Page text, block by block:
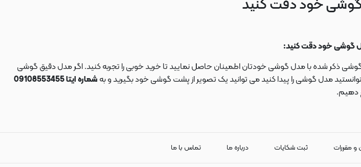
گوشی خود دقت کنید
گوشی خود دقت کنید:
ذکر شده با مدل گوشی خودتان اطمینان حاصل نمایید تا خرید خوبی را تجربه کنید. اگر مدل دقیق گوشی
مدل گوشی را پیدا کنید می توانید یک تصویر از پشت گوشی خود بگیرید و به شماره ایتا 09108553455
دهیم.
و مقررات ثبت شکایات درباره ما تماس با ما